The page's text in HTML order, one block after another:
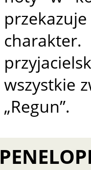
wszystkie
„Regun”.